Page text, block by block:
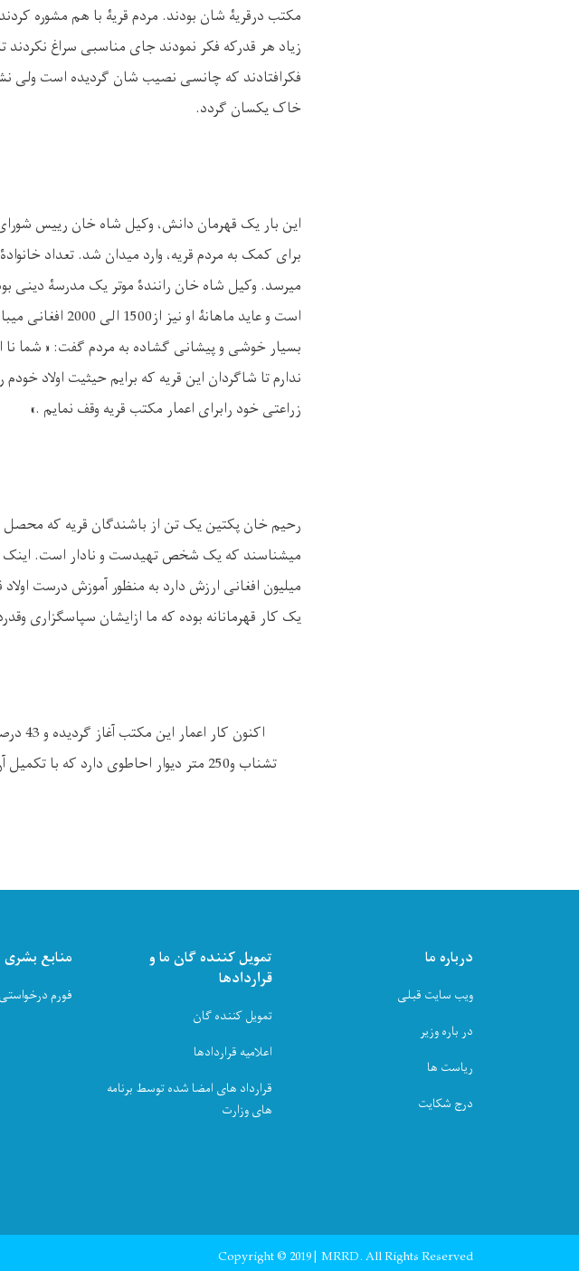
مکتب درقریۀ شان بودند. مردم قریۀ با هم مشوره
زیاد هر قدرکه فکر نمودند جای مناسبی سراغ نکردند
فکرافتادند که چانسی نصیب شان گردیده است ولی
خاک یکسان گردد.
این بار یک قهرمان دانش، وکیل شاه خان رییس
برای کمک به مردم قریه، وارد میدان شد. تعداد
است و عاید
بسیار خوشی و پیشانی گشاده به مردم گفت: « شما
ندارم تا شاگردان این قریه که برایم حیثیت اولاد
زراعتی خود رابرای اعمار مکتب قریه وقف نمایم .»
رحیم خان پکتین یک تن از باشندگان قریه که
میشناسند که یک شخص تهیدست و نادار است. اینک
میلیون افغانی ارزش دارد به منظور آموزش درست
یک کار قهرمانانه بوده که ما ازایشان سپاسگزاری
درباره ما
ویب سایت قبلی
در باره وزیر
ریاست ها
درج شکایت
تمویل کننده ګان ما و
قراردادها
تمویل کننده ګان
اعلامیه قراردادها
قرارداد های امضا شده توسط برنامه
های وزارت
منابع بشری
فورم
Copyright © 2019 | MRRD. All Rights Reserved